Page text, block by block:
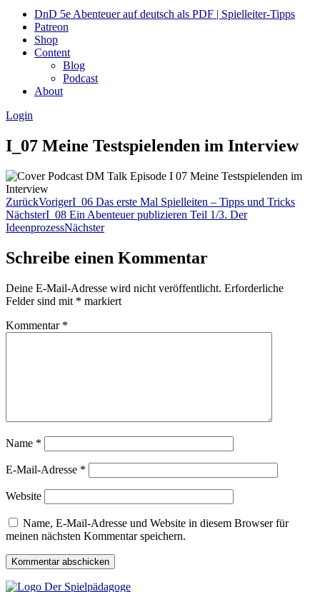
DnD 5e Abenteuer auf deutsch als PDF | Spielleiter-Tipps
Patreon
Shop
Content
Blog
Podcast
About
Login
I_07 Meine Testspielenden im Interview
ZurückVorigerI_06 Das erste Mal Spielleiten – Tipps und Tricks
NächsterI_08 Ein Abenteuer publizieren Teil 1/3. Der
IdeenprozessNächster
Schreibe einen Kommentar
Deine E-Mail-Adresse wird nicht veröffentlicht. Erforderliche
Felder sind mit * markiert
Kommentar *
Name *
E-Mail-Adresse *
Website
Name, E-Mail-Adresse und Website in diesem Browser für
meinen nächsten Kommentar speichern.